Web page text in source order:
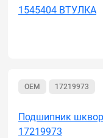
1545404 ВТУЛКА
OEM 17219973
Подшипник
17219973